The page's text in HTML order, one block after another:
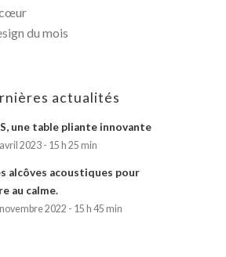
du mois
actualités
une table pliante innovante
2023 - 15 h 25 min
alcôves acoustiques pour
au calme.
2022 - 15 h 45 min